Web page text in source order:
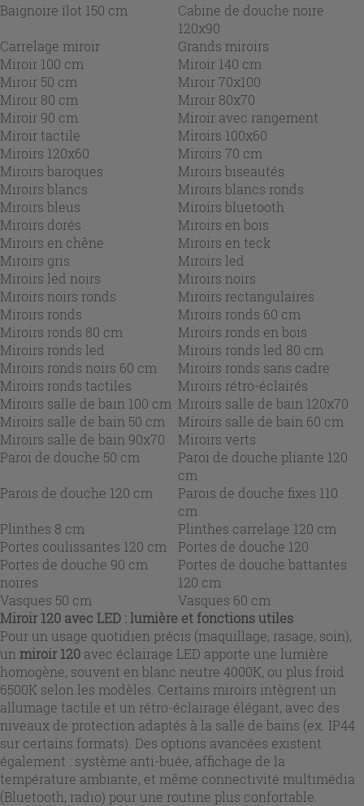
Baignoire îlot 150 cm
Cabine de douche noire
120x90
Carrelage miroir
Grands miroirs
Miroir 100 cm
Miroir 140 cm
Miroir 50 cm
Miroir 70x100
Miroir 80 cm
Miroir 80x70
Miroir 90 cm
Miroir avec rangement
Miroir tactile
Miroirs 100x60
Miroirs 120x60
Miroirs 70 cm
Miroirs baroques
Miroirs biseautés
Miroirs blancs
Miroirs blancs ronds
Miroirs bleus
Miroirs bluetooth
Miroirs dorés
Miroirs en bois
Miroirs en chêne
Miroirs en teck
Miroirs gris
Miroirs led
Miroirs led noirs
Miroirs noirs
Miroirs noirs ronds
Miroirs rectangulaires
Miroirs ronds
Miroirs ronds 60 cm
Miroirs ronds 80 cm
Miroirs ronds en bois
Miroirs ronds led
Miroirs ronds led 80 cm
Miroirs ronds noirs 60 cm
Miroirs ronds sans cadre
Miroirs ronds tactiles
Miroirs rétro-éclairés
Miroirs salle de bain 100 cm Miroirs salle de bain 120x70
Miroirs salle de bain 50 cm
Miroirs salle de bain 60 cm
Miroirs salle de bain 90x70
Miroirs verts
Paroi de douche 50 cm
Paroi de douche pliante 120
cm
Parois de douche 120 cm
Parois de douche fixes 110
cm
Plinthes 8 cm
Plinthes carrelage 120 cm
Portes coulissantes 120 cm
Portes de douche 120
Portes de douche 90 cm
noires
Portes de douche battantes
120 cm
Vasques 50 cm
Vasques 60 cm
Miroir 120 avec LED : lumière et fonctions utiles
Pour un usage quotidien précis (maquillage, rasage, soin),
un miroir 120 avec éclairage LED apporte une lumière
homogène, souvent en blanc neutre 4000K, ou plus froid
6500K selon les modèles. Certains miroirs intègrent un
allumage tactile et un rétro-éclairage élégant, avec des
niveaux de protection adaptés à la salle de bains (ex. IP44
sur certains formats). Des options avancées existent
également : système anti-buée, affichage de la
température ambiante, et même connectivité multimédia
(Bluetooth, radio) pour une routine plus confortable.